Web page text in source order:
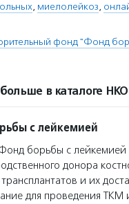
, миелолейкоз,
фонд "Фонд
в каталоге НКО
с лейкемией
борьбы с лейкемией
донора
трансплантатов и их
для проведения ТКМ